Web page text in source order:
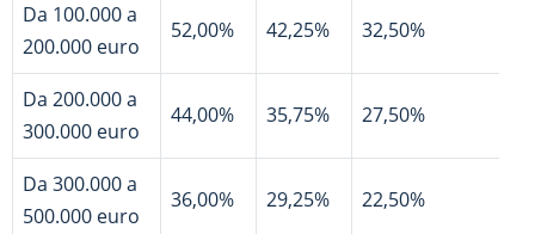
Da 100.000 a
200.000 euro
52,00% 42,25% 32,50%
Da 200.000 a
300.000 euro
44,00% 35,75% 27,50%
Da 300.000 a
500.000 euro
36,00% 29,25% 22,50%